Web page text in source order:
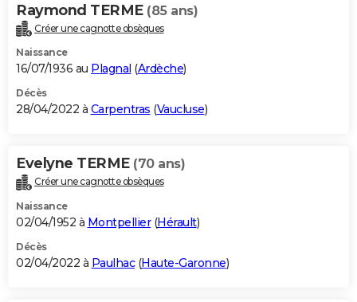
Raymond TERME (85 ans)
Créer une cagnotte obsèques
Naissance
16/07/1936 au Plagnal (Ardèche)
Décès
28/04/2022 à Carpentras (Vaucluse)
Evelyne TERME (70 ans)
Créer une cagnotte obsèques
Naissance
02/04/1952 à Montpellier(Hérault)
Décès
02/04/2022 à Paulhac(Haute-Garonne)